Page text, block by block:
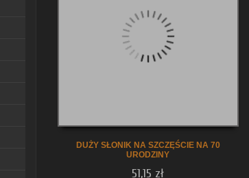
DUŻY SŁONIK NA SZCZĘŚCIE NA 70
URODZINY
51,15 zł